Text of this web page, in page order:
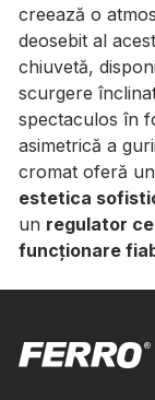
creează o
deosebit al
chiuvetă,
scurgere
spectaculos în
asimetrică a
cromat oferă
estetica
un regulator
funcționare